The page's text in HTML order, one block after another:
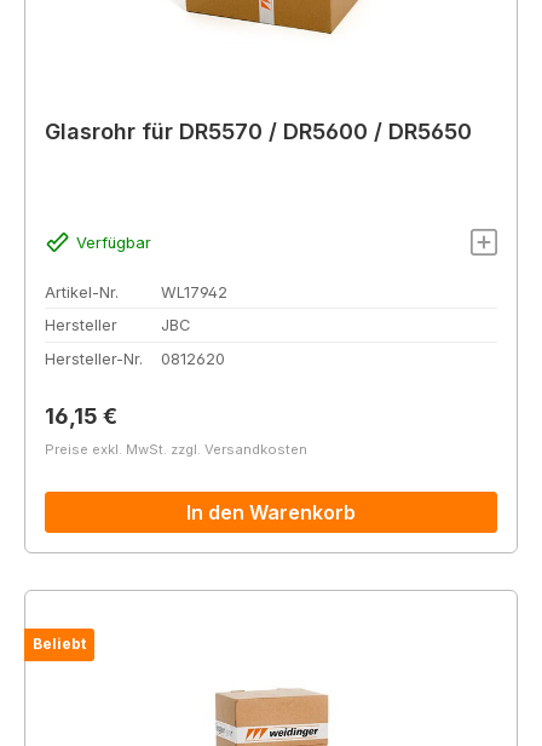
Glasrohr für DR5570 / DR5600 / DR5650
Verfügbar
Artikel-Nr.
WL17942
Hersteller
JBC
Hersteller-Nr.
0812620
Regulärer Preis:
16,15 €
Preise exkl. MwSt. zzgl. Versandkosten
In den Warenkorb
Beliebt